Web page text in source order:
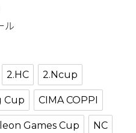
ル
2.HC 2.Ncup
Cup CIMA COPPI
Games Cup NC